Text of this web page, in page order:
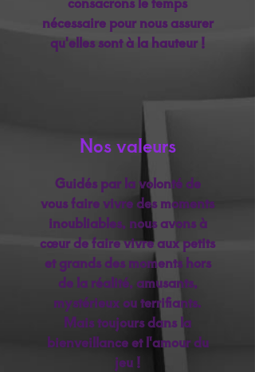
nécessaire pour nous assurer
qu'elles sont à la hauteur !
Nos valeurs
Guidés par la volonté de
vous faire vivre des moments
inoubliables, nous avons à
cœur de faire vivre aux petits
et grands des moments hors
de la réalité, amusants,
mystérieux ou terrifiants.
Mais toujours dans la
bienveillance et l'amour du
jeu !